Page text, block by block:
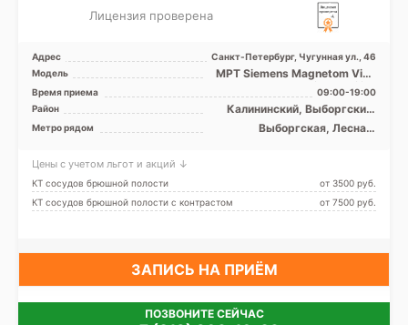
Лицензия проверена
Адрес
Санкт-Петербург, Чугунная ул., 46
Модель
МРТ Siemens Magnetom Vida
3,0 Тесла, КТ Toshiba Aquilion
Prime 128 сре ...
Время приема
09:00-19:00
Район
Калининский, Выборгский,
Красногвардейский
Метро рядом
Выборгская, Лесная,
Цены с учетом льгот и акций ↓
КТ сосудов брюшной полости
от 3500 pуб.
КТ сосудов брюшной полости с контрастом
от 7500 pуб.
ЗАПИСЬ НА ПРИЁМ
ПОЗВОНИТЕ СЕЙЧАС